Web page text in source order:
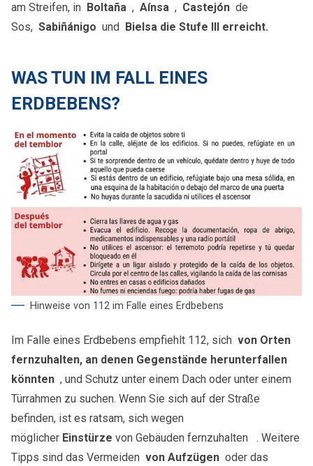
am Streifen, in Boltaña , Aínsa , Castejón de
Sos, Sabiñánigo und Bielsa die Stufe III erreicht.
WAS TUN IM FALL EINES
ERDBEBENS?
Hinweise von 112 im Falle eines Erdbebens
Im Falle eines Erdbebens empfiehlt 112, sich von Orten
fernzuhalten, an denen Gegenstände herunterfallen
könnten , und Schutz unter einem Dach oder unter einem
Türrahmen zu suchen. Wenn Sie sich auf der Straße
befinden, ist es ratsam, sich wegen
möglicher Einstürze von Gebäuden fernzuhalten . Weitere
Tipps sind das Vermeiden von Aufzügen oder das